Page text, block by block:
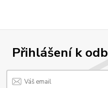
Přihlášení k